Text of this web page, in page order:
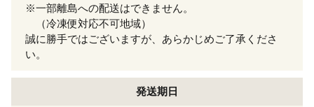
※一部離島への配送はできません。
（冷凍便対応不可地域）
誠に勝手ではございますが、あらかじめご了承くださ
い。
発送期日